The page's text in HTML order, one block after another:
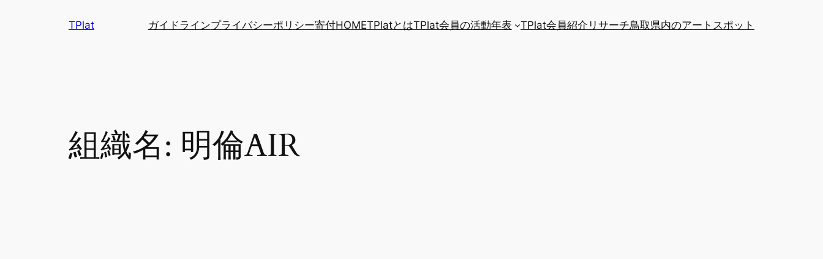
TPlat ガイドラインプライバシーポリシー寄付HOMETPlatとはTPlat会員の活動年表 TPlat会員紹介 リサーチ鳥取県内のアートスポット
組織名: 明倫AIR